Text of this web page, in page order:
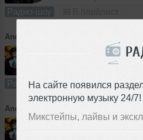
На сайте появился
электронную музыку 24/7!
Микстейпы, лайвы и
Радио-шоу
Andrew Lu
Радио-шоу В плейлист
Andrew Lu